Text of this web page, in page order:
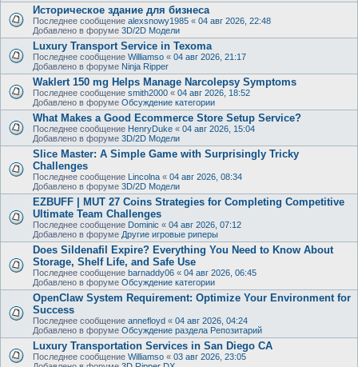
Историческое здание для бизнеса
Последнее сообщение alexsnowy1985 « 04 авг 2026, 22:48
Добавлено в форуме 3D/2D Модели
Luxury Transport Service in Texoma
Последнее сообщение Williamso « 04 авг 2026, 21:17
Добавлено в форуме Ninja Ripper
Waklert 150 mg Helps Manage Narcolepsy Symptoms
Последнее сообщение smith2000 « 04 авг 2026, 18:52
Добавлено в форуме Обсуждение категории
What Makes a Good Ecommerce Store Setup Service?
Последнее сообщение HenryDuke « 04 авг 2026, 15:04
Добавлено в форуме 3D/2D Модели
Slice Master: A Simple Game with Surprisingly Tricky
Challenges
Последнее сообщение Lincolna « 04 авг 2026, 08:34
Добавлено в форуме 3D/2D Модели
EZBUFF | MUT 27 Coins Strategies for Completing Competitive
Ultimate Team Challenges
Последнее сообщение Dominic « 04 авг 2026, 07:12
Добавлено в форуме Другие игровые риперы
Does Sildenafil Expire? Everything You Need to Know About
Storage, Shelf Life, and Safe Use
Последнее сообщение barnaddy06 « 04 авг 2026, 06:45
Добавлено в форуме Обсуждение категории
OpenClaw System Requirement: Optimize Your Environment for
Success
Последнее сообщение annefloyd « 04 авг 2026, 04:24
Добавлено в форуме Обсуждение раздела Репозитарий
Luxury Transportation Services in San Diego CA
Последнее сообщение Williamso « 03 авг 2026, 23:05